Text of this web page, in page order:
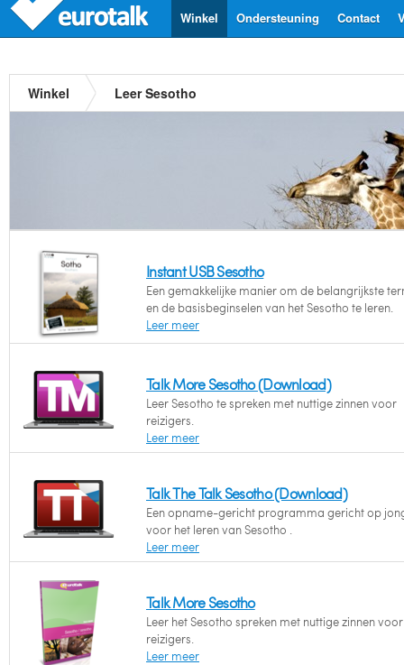
Contact
Ondersteuning
Winkel
Winkel Leer Sesotho
Instant USB Sesotho
Een gemakkelijke manier om de belangrijkste
en de basisbeginselen van het Sesotho te leren.
Leer meer
Talk More Sesotho (Download)
Leer Sesotho te spreken met nuttige zinnen voor
reizigers.
Leer meer
Talk The Talk Sesotho (Download)
Een opname-gericht programma gericht op
voor het leren van Sesotho .
Leer meer
Talk More Sesotho
Leer het Sesotho spreken met nuttige zinnen
reizigers.
Leer meer